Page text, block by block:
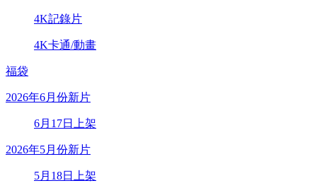
4K記錄片
4K卡通/動畫
福袋
2026年6月份新片
6月17日上架
2026年5月份新片
5月18日上架